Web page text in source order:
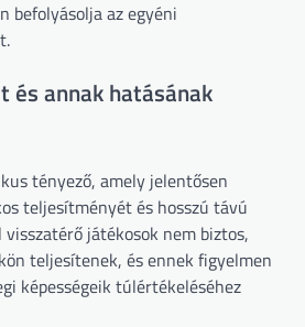
befolyásolja az egyéni
és annak hatásának
tényező, amely jelentősen
teljesítményét és hosszú távú
játékosok nem biztos,
teljesítenek, és ennek figyelmen
képességeik túlértékeléséhez